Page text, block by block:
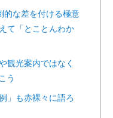
的な差を付ける極意
て「とことんわか
観光案内ではなく
う
」も赤裸々に語ろ